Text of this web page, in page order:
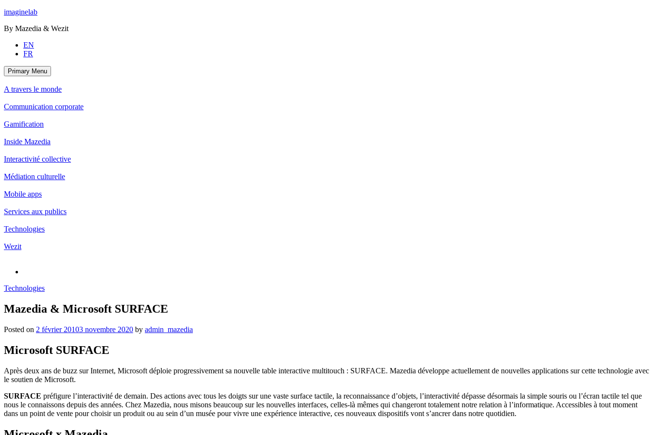
Skip
content
imaginelab
By Mazedia & Wezit
EN
FR
Primary Menu
A travers le monde
Communication corporate
Gamification
Inside Mazedia
Interactivité collective
Médiation culturelle
Mobile apps
Services aux publics
Technologies
Wezit
Technologies
Mazedia & Microsoft SURFACE
Posted on 2 février 20103 novembre 2020 by admin_mazedia
Microsoft SURFACE
Après deux ans de buzz sur Internet, Microsoft déploie progressivement sa nouvelle table interactive multitouch : SURFACE. Mazedia développe actuellement de nouvelles applications sur cette technologie avec
le soutien de Microsoft.
SURFACE préfigure l’interactivité de demain. Des actions avec tous les doigts sur une vaste surface tactile, la reconnaissance d’objets, l’interactivité dépasse désormais la simple souris ou l’écran tactile tel que
nous le connaissons depuis des années. Chez Mazedia, nous misons beaucoup sur les nouvelles interfaces, celles-là mêmes qui changeront totalement notre relation à l’informatique. Accessibles à tout moment
dans un point de vente pour choisir un produit ou au sein d’un musée pour vivre une expérience interactive, ces nouveaux dispositifs vont s’ancrer dans notre quotidien.